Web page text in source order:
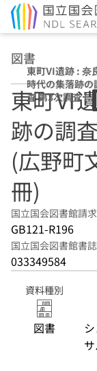
図書
東町Ⅵ遺跡 : 奈
時代の集落跡の
査 第3次調査 (広
野町文化財調査
告 ; 第9冊)
東町Ⅵ
跡の調
(広野町
冊)
国立国会図書館請
GB121-R196
国立国会図書館書
033349584
資料種別
図書